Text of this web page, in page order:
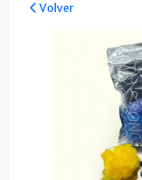
Volver